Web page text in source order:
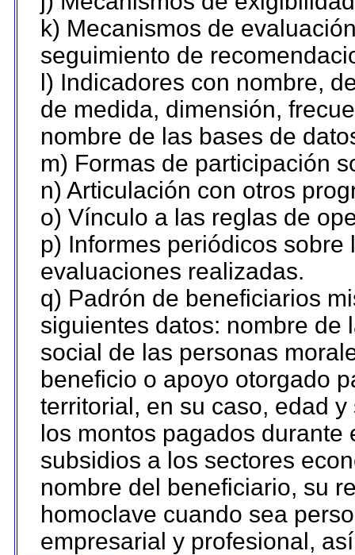
k) Mecanismos de
seguimiento de
l) Indicadores con nombre,
de medida, dimensión,
nombre de las bases de
m) Formas de participación
n) Articulación con otros
o) Vínculo a las reglas de
p) Informes periódicos
evaluaciones realizadas.
q) Padrón de beneficiarios
siguientes datos: nombre de
social de las personas
beneficio o apoyo otorgado
territorial, en su caso, edad
los montos pagados
subsidios a los sectores
nombre del beneficiario, su
homoclave cuando sea
empresarial y profesional,